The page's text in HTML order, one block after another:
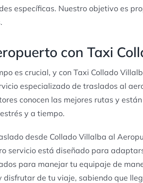
específicas. Nuestro objetivo es
con Taxi
es crucial, y con Taxi Collado
especializado de traslados al
conocen las mejores rutas y
y a tiempo.
desde Collado Villalba al
servicio está diseñado para
para manejar tu equipaje de
de tu viaje, sabiendo que